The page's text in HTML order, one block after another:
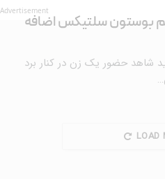
بوستون سلتیکس اضافه
شاهد حضور یک زن در کنار برد
LOAD
Advertisement